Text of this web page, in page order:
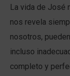
La vida de José
nos revela
nosotros,
incluso
completo y